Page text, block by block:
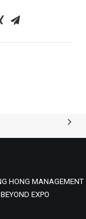
HONG MANAGEMENT
EXPO